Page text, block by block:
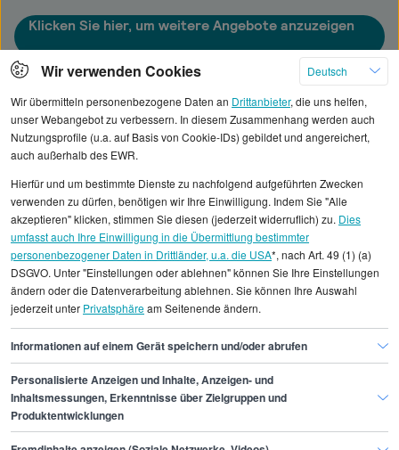
Klicken Sie hier, um weitere Angebote anzuzeigen
Alle angezeigten Gehaltsdaten beruhen auf
statistischen Erhebungen durch StepStone. Es sind
einzelnen Stellenangeboten zugeordnet werden.
Gehaltsinformationen
Banken
Vertriebsorientierte/r Bankkaufmann/frau
Vertriebsorientierte/r Bankkaufmann/frau Frankfurt am
Main
Finde den Job,
der zu dir passt.
Wir verwenden Cookies
Deutsch
Wir übermitteln personenbezogene Daten an Drittanbieter, die uns helfen,
unser Webangebot zu verbessern. In diesem Zusammenhang werden auch
Nutzungsprofile (u.a. auf Basis von Cookie-IDs) gebildet und angereichert,
auch außerhalb des EWR.
Hierfür und um bestimmte Dienste zu nachfolgend aufgeführten Zwecken
verwenden zu dürfen, benötigen wir Ihre Einwilligung. Indem Sie "Alle
akzeptieren" klicken, stimmen Sie diesen (jederzeit widerruflich) zu. Dies
umfasst auch Ihre Einwilligung in die Übermittlung bestimmter
personenbezogener Daten in Drittländer, u.a. die USA*, nach Art. 49 (1) (a)
DSGVO. Unter "Einstellungen oder ablehnen" können Sie Ihre Einstellungen
ändern oder die Datenverarbeitung ablehnen. Sie können Ihre Auswahl
jederzeit unter Privatsphäream Seitenende ändern.
Informationen auf einem Gerät speichern und/oder abrufen
Personalisierte Anzeigen und Inhalte, Anzeigen- und
Inhaltsmessungen, Erkenntnisse über Zielgruppen und
Produktentwicklungen